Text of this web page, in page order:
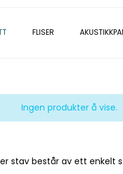
FLISER
Ingen produkter å vise.
stav består av ett enkelt